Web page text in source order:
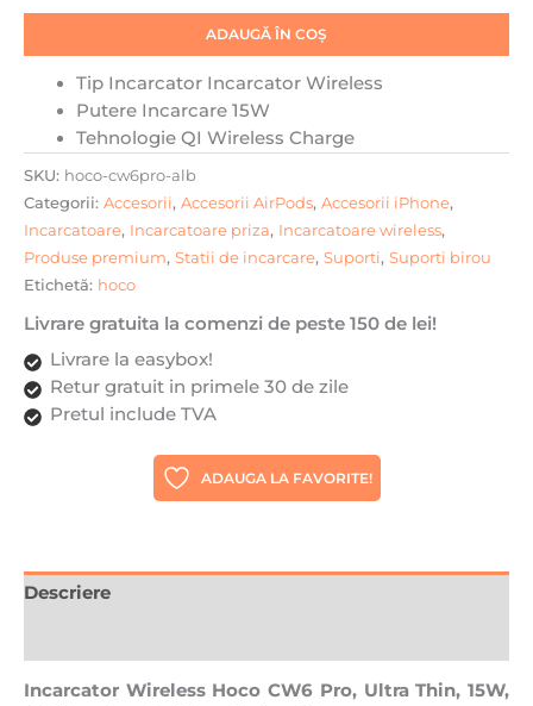
15W,
Charging,
Ambient
Light,
Alb
ADAUGĂ ÎN COȘ
Tip Incarcator Incarcator Wireless
Putere Incarcare 15W
Tehnologie QI Wireless Charge
SKU: hoco-cw6pro-alb
Categorii: Accesorii, Accesorii AirPods, Accesorii iPhone,
Incarcatoare, Incarcatoare priza, Incarcatoare wireless,
Produse premium, Statii de incarcare, Suporti, Suporti birou
Etichetă: hoco
Livrare gratuita la comenzi de peste 150 de lei!
Livrare la easybox!
Retur gratuit in primele 30 de zile
Pretul include TVA
ADAUGA LA FAVORITE!
Descriere
Incarcator Wireless Hoco CW6 Pro, Ultra Thin, 15W,